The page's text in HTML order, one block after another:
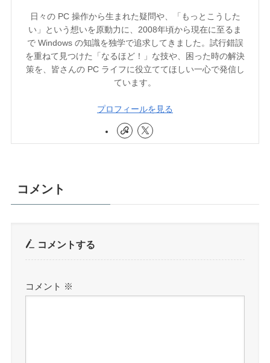
日々の PC 操作から生まれた疑問や、「もっとこうした
い」という想いを原動力に、2008年頃から現在に至るま
で Windows の知識を独学で追求してきました。試行錯誤
を重ねて見つけた「なるほど！」な技や、困った時の解決
策を、皆さんの PC ライフに役立ててほしい一心で発信し
ています。
プロフィールを見る
コメント
コメントする
コメント ※